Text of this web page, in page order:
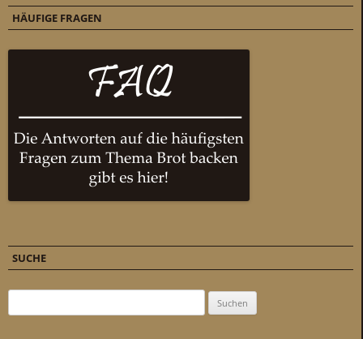
HÄUFIGE FRAGEN
SUCHE